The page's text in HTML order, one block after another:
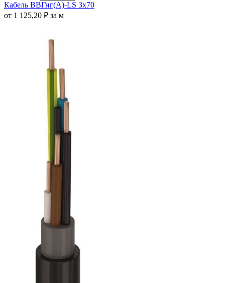
Кабель ВВГнг(А)-LS 3х70
от 1 125,20 ₽ за м